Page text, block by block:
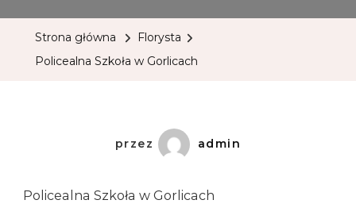
Strona główna
Florysta
Policealna Szkoła w Gorlicach
przez admin
Policealna Szkoła w Gorlicach